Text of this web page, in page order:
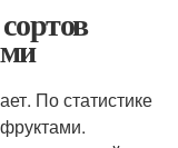
По статистике